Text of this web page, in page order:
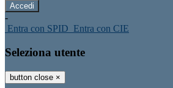
-
Entra con SPID Entra con CIE
Seleziona utente
button close ×